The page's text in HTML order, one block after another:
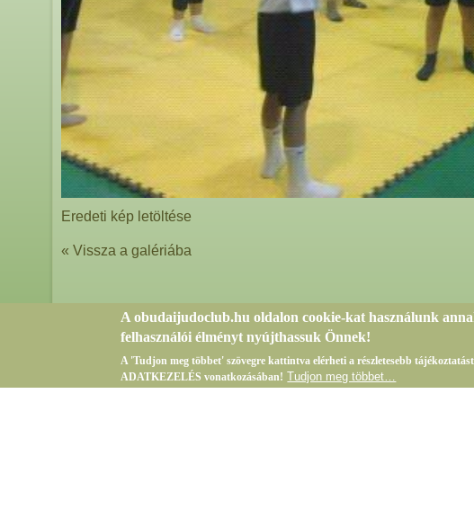
Eredeti kép letöltése
« Vissza a galériába
A obudaijudoclub.hu oldalon cookie-kat használunk
felhasználói élményt nyújthassuk Önnek!
A 'Tudjon meg többet' szövegre kattintva elérheti a részletesebb
ADATKEZELÉS vonatkozásában! Tudjon meg többet…